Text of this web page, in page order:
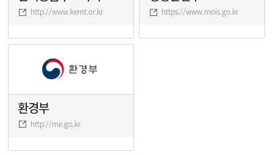
http://www.kemt.or.kr https://www.mois.go.kr
환경부
http://me.go.kr